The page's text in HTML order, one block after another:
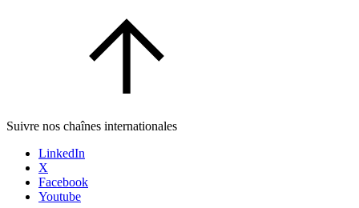
Suivre nos chaînes internationales
LinkedIn
X
Facebook
Youtube